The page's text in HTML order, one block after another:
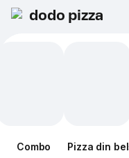
dodo pizza
Combo Pizza din